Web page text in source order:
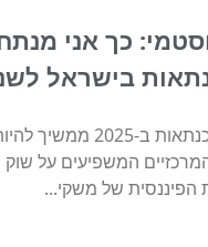
כך אני
בישראל לשנת
שוק המשכנתאות ב-2025
המשפיעים על שוק
הפיננסית של משקי...